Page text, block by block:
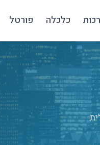
כלכלה פורטל